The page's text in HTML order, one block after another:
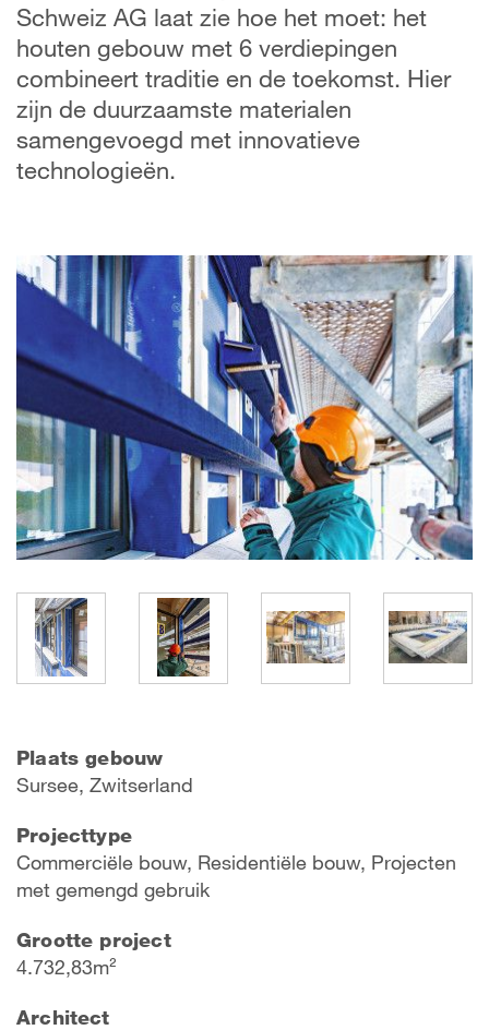
Schweiz AG laat zie hoe het moet: het
houten gebouw met 6 verdiepingen
combineert traditie en de toekomst. Hier
zijn de duurzaamste materialen
samengevoegd met innovatieve
technologieën.
Plaats gebouw
Sursee, Zwitserland
Projecttype
Commerciële bouw, Residentiële bouw, Projecten
met gemengd gebruik
Grootte project
4.732,83m²
Architect